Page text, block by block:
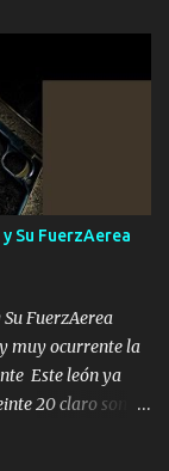
por eso hay
los deberes
tengo gente
7 arreglan
NOS HACE
FUE UN
SIEMPRE
Es el DOS de
Su FuerzAerea
FuerzAerea
muy ocurrente la
Este león ya
20 claro son